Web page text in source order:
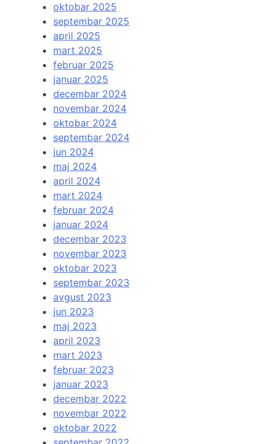
oktobar 2025
septembar 2025
april 2025
mart 2025
februar 2025
januar 2025
decembar 2024
novembar 2024
oktobar 2024
septembar 2024
jun 2024
maj 2024
april 2024
mart 2024
februar 2024
januar 2024
decembar 2023
novembar 2023
oktobar 2023
septembar 2023
avgust 2023
jun 2023
maj 2023
april 2023
mart 2023
februar 2023
januar 2023
decembar 2022
novembar 2022
oktobar 2022